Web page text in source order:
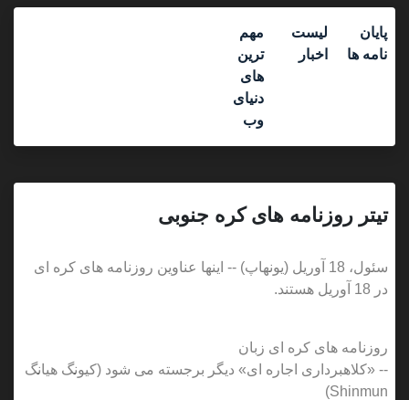
پایان
نامه ها
لیست
اخبار
مهم
ترین
های
دنیای
وب
تیتر روزنامه های کره جنوبی
سئول، 18 آوریل (یونهاپ) -- اینها عناوین روزنامه های کره ای
در 18 آوریل هستند.
روزنامه های کره ای زبان
-- «کلاهبرداری اجاره ای» دیگر برجسته می شود (کیونگ هیانگ
Shinmun)